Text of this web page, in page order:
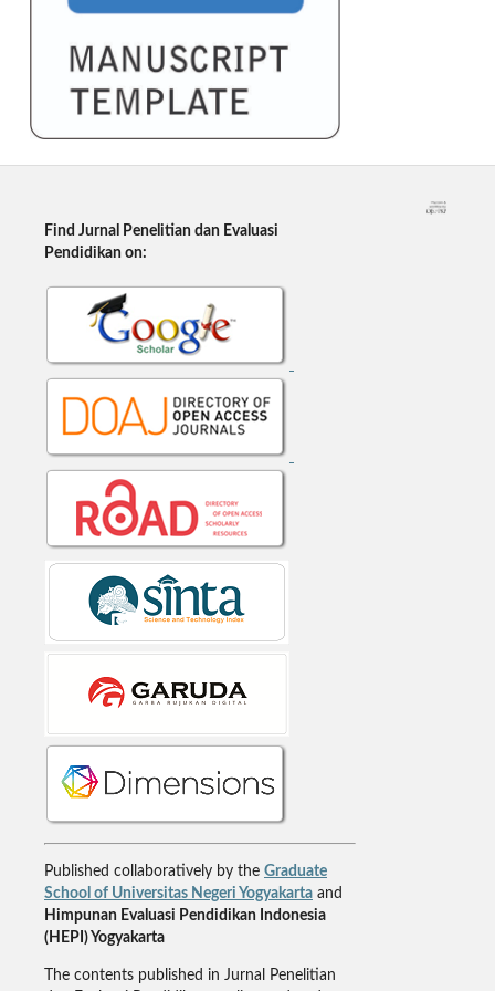
Find Jurnal Penelitian dan Evaluasi
Pendidikan on:
Published collaboratively by the Graduate
School of Universitas Negeri Yogyakartaand
Himpunan Evaluasi Pendidikan Indonesia
(HEPI) Yogyakarta
The contents published in Jurnal Penelitian